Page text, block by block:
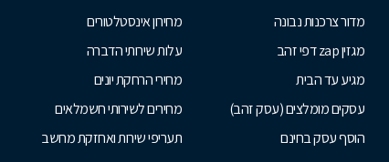
מדור צרכנות נבונה
מגזין zap דפי זהב
מגיע עד הבית
עסקים מומלצים (עסק זהב)
הוסף עסק בחינם
מחירון אינסטלטורים
עלות שירותי הדברה
מחירי הרחקת יונים
מחירים לשירותי חשמלאים
תעריפי שירות ואחזקת מחשב